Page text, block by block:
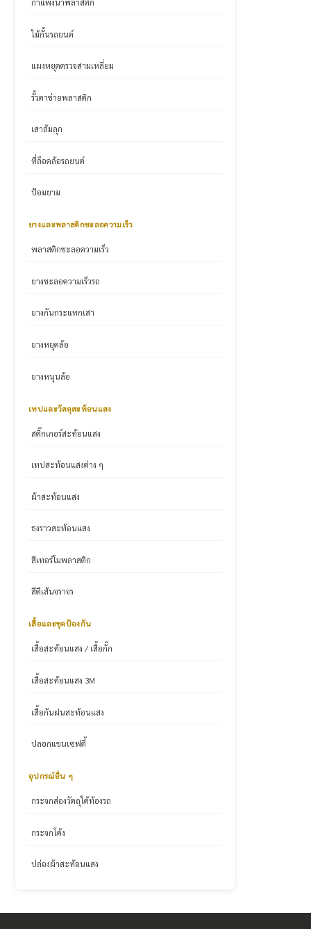
ไม้กั้นรถยนต์
แผงหยุดตรวจสามเหลี่ยม
รั้วตาข่ายพลาสติก
เสาล้มลุก
ที่ล็อคล้อรถยนต์
ป้อมยาม
ยางและพลาสติกชะลอความเร็ว
พลาสติกชะลอความเร็ว
ยางชะลอความเร็วรถ
ยางกันกระแทกเสา
ยางหยุดล้อ
ยางหนุนล้อ
เทปและวัสดุสะท้อนแสง
สติ๊กเกอร์สะท้อนแสง
เทปสะท้อนแสงต่าง ๆ
ผ้าสะท้อนแสง
ธงราวสะท้อนแสง
สีเทอร์โมพลาสติก
สีตีเส้นจราจร
เสื้อและชุดป้องกัน
เสื้อสะท้อนแสง / เสื้อกั๊ก
เสื้อสะท้อนแสง 3M
เสื้อกันฝนสะท้อนแสง
ปลอกแขนเซฟตี้
อุปกรณ์อื่น ๆ
กระจกส่องวัตถุใต้ท้องรถ
กระจกโค้ง
ปล่องผ้าสะท้อนแสง